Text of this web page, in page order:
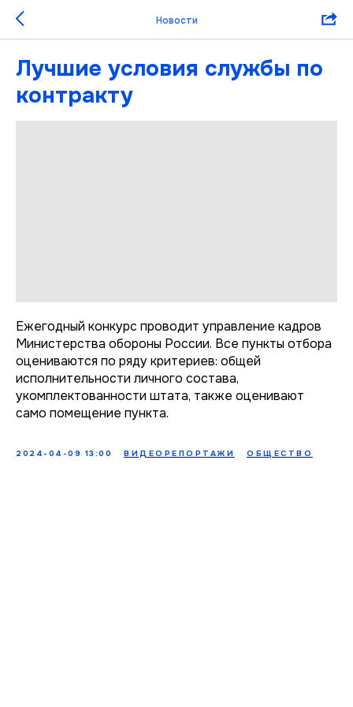
Новости
Лучшие условия службы по
контракту
Ежегодный конкурс проводит управление кадров
Министерства обороны России. Все пункты отбора
оцениваются по ряду критериев: общей
исполнительности личного состава,
укомплектованности штата, также оценивают
само помещение пункта.
2024-04-09 13:00 ВИДЕОРЕПОРТАЖИ ОБЩЕСТВО